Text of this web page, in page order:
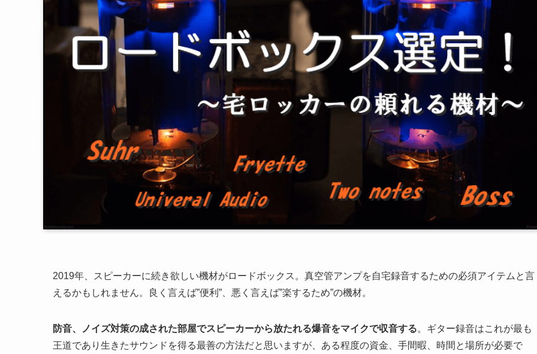
2019年、スピーカーに続き欲しい機材がロードボックス。真空管アンプを自宅録音するための必須アイテムと言
えるかもしれません。良く言えば”便利”、悪く言えば”楽するため”の機材。
防音、ノイズ対策の成された部屋でスピーカーから放たれる爆音をマイクで収音する。ギター録音はこれが最も
王道であり生きたサウンドを得る最善の方法だと思いますが、ある程度の資金、手間暇、時間と場所が必要で